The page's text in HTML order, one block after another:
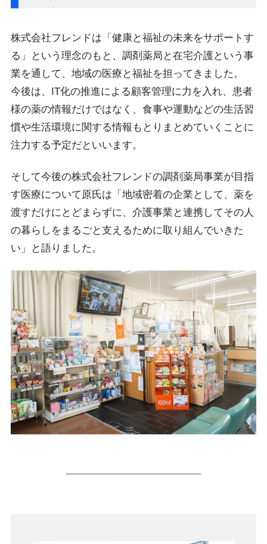
株式会社フレンドは「健康と福祉の未来をサポートす
る」という理念のもと、調剤薬局と在宅介護という事
業を通して、地域の医療と福祉を担ってきました。
今後は、IT化の推進による顧客管理に力を入れ、患者
様の薬の情報だけではなく、食事や運動などの生活習
慣や生活環境に関する情報もとりまとめていくことに
注力する予定だといいます。
そして今後の株式会社フレンドの調剤薬局事業が目指
す医療について原氏は「地域密着の企業として、薬を
渡すだけにとどまらずに、介護事業と連携してその人
の暮らしをまるごと支えるために取り組んでいきた
い」と語りました。